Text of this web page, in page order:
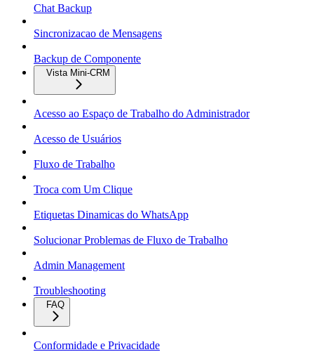
Chat Backup
Sincronizacao de Mensagens
Backup de Componente
Vista Mini-CRM
Acesso ao Espaço de Trabalho do Administrador
Acesso de Usuários
Fluxo de Trabalho
Troca com Um Clique
Etiquetas Dinamicas do WhatsApp
Solucionar Problemas de Fluxo de Trabalho
Admin Management
Troubleshooting
FAQ
Conformidade e Privacidade